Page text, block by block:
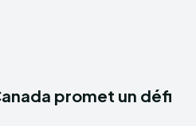
promet un défi